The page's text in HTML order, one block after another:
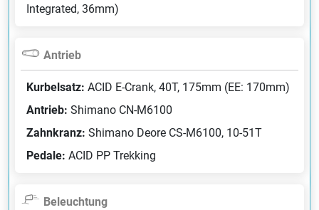
Integrated, 36mm)
Antrieb
Kurbelsatz: ACID E-Crank, 40T, 175mm (EE: 170mm)
Antrieb: Shimano CN-M6100
Zahnkranz: Shimano Deore CS-M6100, 10-51T
Pedale: ACID PP Trekking
Beleuchtung